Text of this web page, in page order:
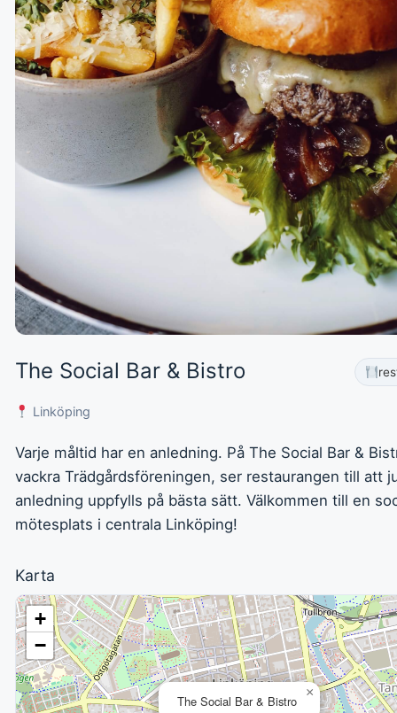
The Social Bar & Bistro
Linköping
Varje måltid har en anledning. På The Social Bar &
vackra Trädgårdsföreningen, ser restaurangen till att
anledning uppfylls på bästa sätt. Välkommen till en
mötesplats i centrala Linköping!
Karta
The Social Bar & Bistro
×
+
−